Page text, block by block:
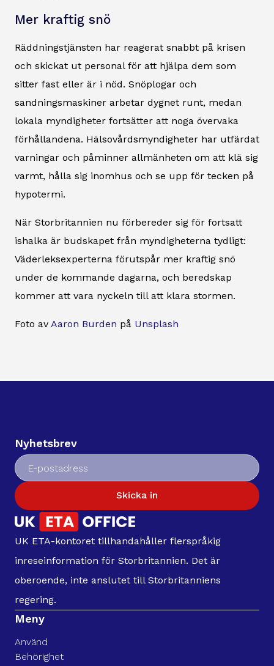
Mer kraftig snö
Räddningstjänsten har reagerat snabbt på krisen
och skickat ut personal för att hjälpa dem som
sitter fast eller är i nöd. Snöplogar och
sandningsmaskiner arbetar dygnet runt, medan
lokala myndigheter fortsätter att noga övervaka
förhållandena. Hälsovårdsmyndigheter har utfärdat
varningar och påminner allmänheten om att klä sig
varmt, hålla sig inomhus och se upp för tecken på
hypotermi.
När Storbritannien nu förbereder sig för fortsatt
ishalka är budskapet från myndigheterna tydligt:
Väderleksexperterna förutspår mer kraftig snö
under de kommande dagarna, och beredskap
kommer att vara nyckeln till att klara stormen.
Foto av Aaron Burden på Unsplash
Nyhetsbrev
Skicka in
UK ETA-kontoret tillhandahåller flerspråkig
inreseinformation för Storbritannien. Det är
oberoende, inte anslutet till Storbritanniens
regering.
Meny
Använd
Behörighet